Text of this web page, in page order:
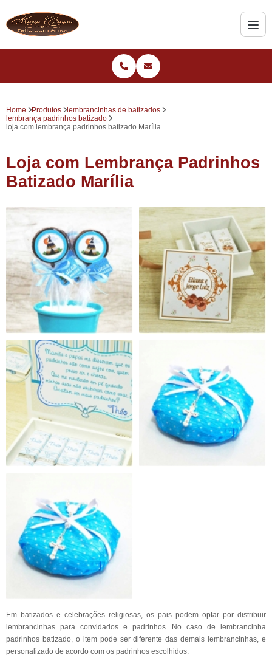
Home Produtos
lembrancinhas de batizados
lembrança padrinhos batizado
loja com lembrança padrinhos batizado Marília
Loja com Lembrança Padrinhos
Batizado Marília
Em batizados e celebrações religiosas, os pais podem optar por distribuir
lembrancinhas para convidados e padrinhos. No caso de lembrancinha
padrinhos batizado, o item pode ser diferente das demais lembrancinhas, e
personalizado de acordo com os padrinhos escolhidos.